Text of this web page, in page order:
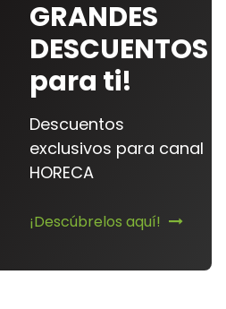
GRANDES
DESCUENTOS
para ti!
Descuentos
exclusivos para canal
HORECA
¡Descúbrelos aquí!